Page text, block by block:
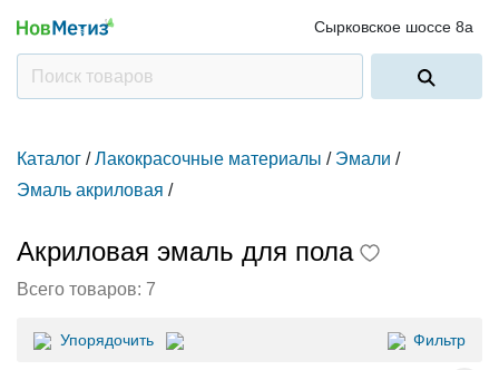
Сырковское шоссе 8а
Каталог / Лакокрасочные материалы / Эмали /
Эмаль акриловая /
Акриловая эмаль для пола
Всего товаров: 7
Упорядочить Фильтр